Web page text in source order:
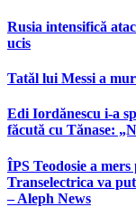
Rusia intensifică
ucis
Tatăl lui Messi a
Edi Iordănescu i-a
făcută cu Tănase:
ÎPS Teodosie a
Transelectrica va
– Aleph News